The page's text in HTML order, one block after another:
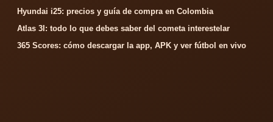
Hyundai i25: precios y guía de compra en Colombia
Atlas 3I: todo lo que debes saber del cometa interestelar
365 Scores: cómo descargar la app, APK y ver fútbol en vivo